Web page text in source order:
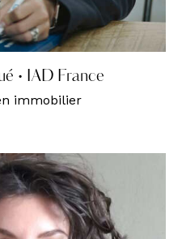
• IAD France
immobilier